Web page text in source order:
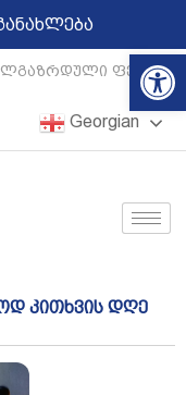
Georgian
კითხვის დღე